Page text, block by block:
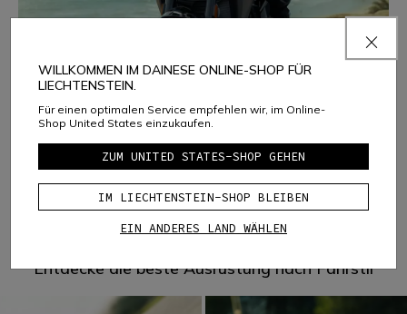
Sommerliche Motorradtage
Belüftung, Leichtigkeit und Schutz für maximalen
Komfort an den heißesten Tagen.
AUSWAHL ENTDECKEN
Entdecke die beste Ausrüstung nach Fahrstil
WILLKOMMEN IM DAINESE ONLINE-SHOP FÜR
LIECHTENSTEIN.
Für einen optimalen Service empfehlen wir, im Online-
Shop United States einzukaufen.
ZUM UNITED STATES-SHOP GEHEN
IM LIECHTENSTEIN-SHOP BLEIBEN
EIN ANDERES LAND WÄHLEN